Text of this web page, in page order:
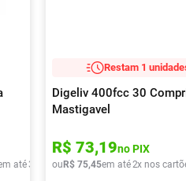
até3 R$ 36,30
Restam 1
Digeliv 400fcc 30
Mastigavel
R$ 73,19no PIX
ou R$ 75,45em até2x nos